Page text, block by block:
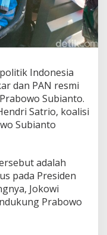
Indonesia
dan PAN resmi
Subianto.
Satrio, koalisi
Subianto
adalah
pada Presiden
Jokowi
Prabowo